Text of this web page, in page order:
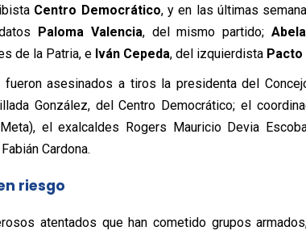
Centro Democrático, y en las últimas
Paloma Valencia, del mismo partido;
de la Patria, e Iván Cepeda, del izquierdista
fueron asesinados a tiros la presidenta del
González, del Centro Democrático; el
el exalcaldes Rogers Mauricio Devia
Cardona.
riesgo
atentados que han cometido grupos